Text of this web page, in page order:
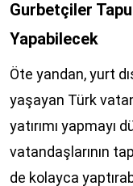
Gurbetçiler
Yapabilecek
Öte yandan, yurt
yaşayan Türk
yatırımı yapmayı
vatandaşlarının
de kolayca